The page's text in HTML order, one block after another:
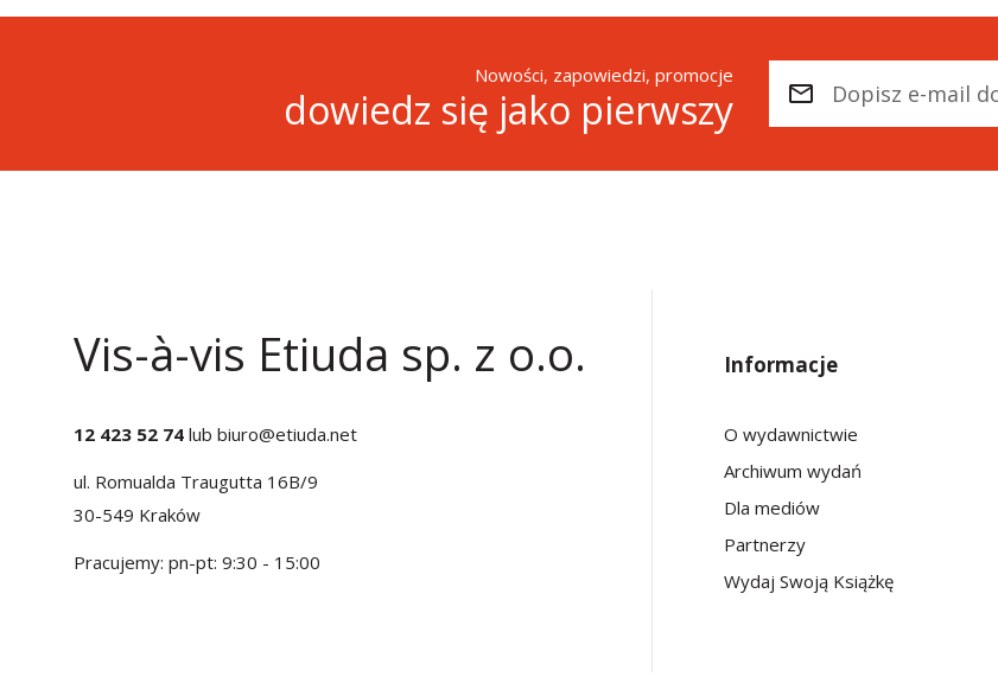
Nowości, zapowiedzi, promocje
dowiedz się jako pierwszy
Vis-à-vis Etiuda sp. z o.o.
12 423 52 74 lub biuro@etiuda.net
ul. Romualda Traugutta 16B/9
30-549 Kraków
Pracujemy: pn-pt: 9:30 - 15:00
Informacje
O wydawnictwie
Archiwum wydań
Dla mediów
Partnerzy
Wydaj Swoją Książkę